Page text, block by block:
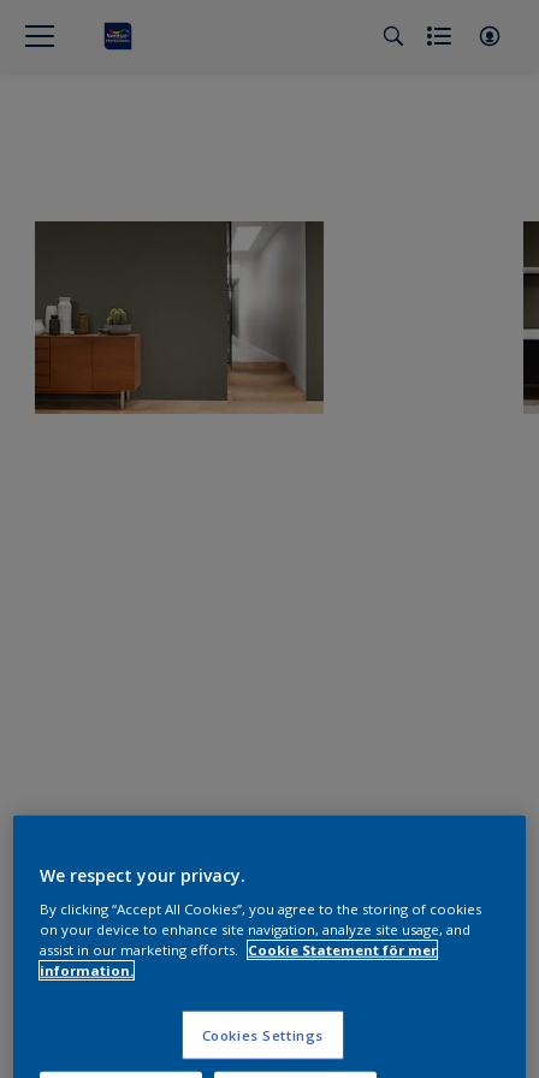
We respect your privacy.
By clicking “Accept All Cookies”, you agree to the storing of cookies
on your device to enhance site navigation, analyze site usage, and
assist in our marketing efforts.
Cookie Statement för mer
information.
Cookies Settings